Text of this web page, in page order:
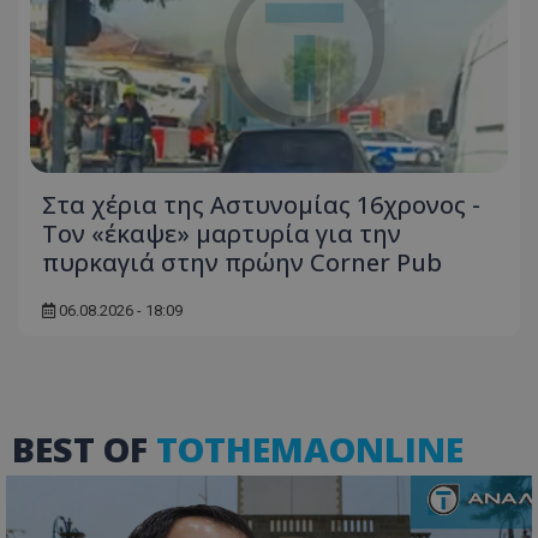
Στα χέρια της Αστυνομίας 16χρονος -
Τον «έκαψε» μαρτυρία για την
πυρκαγιά στην πρώην Corner Pub
06.08.2026 - 18:09
BEST OF TOTHEMAONLINE
VISITOR_PRIVACY_METADATA
YouTube